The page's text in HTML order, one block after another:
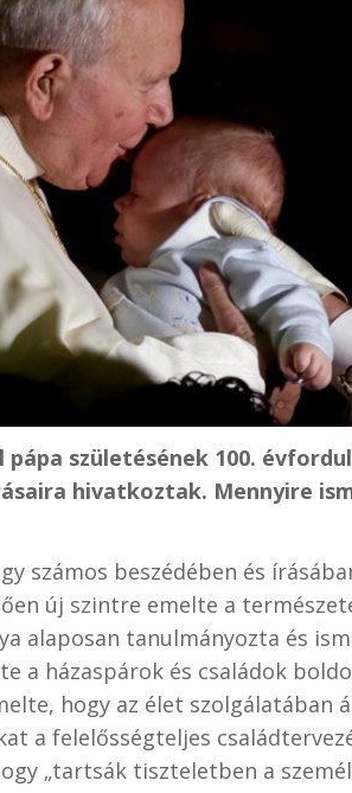
születésének 100.
hivatkoztak. Mennyire
számos beszédében és
új szintre emelte a
alaposan tanulmányozta és
a házaspárok és családok
hogy az élet szolgálatában
a felelősségteljes
„tartsák tiszteletben a